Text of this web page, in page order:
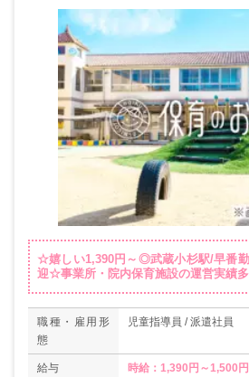
☆嬉しい1,390円～◎武蔵小杉駅/早番
迎☆事業所・院内保育施設の運営実績多
職種・雇用形
態
児童指導員 / 派遣社員
給与 時給：1,390円～1,500円